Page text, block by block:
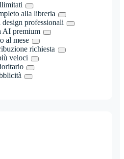
alla libreria
professionali
AI premium
al mese
richiesta
veloci